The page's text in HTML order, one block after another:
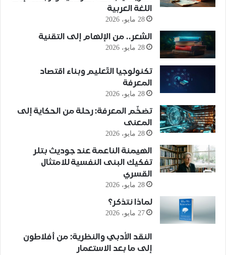
اللغة العربية
28 مايو، 2026
الشعر.. من الإلهام إلى التقنية
28 مايو، 2026
تكنولوجيا التّعليم وبناء اقتصاد
المعرفة
28 مايو، 2026
تضخّم المعرفة: رحلة من الحكاية إلى
المعنى
28 مايو، 2026
الهيمنة الناعمة عند جوديث بتلر
تفكيك البنى النفسية للامتثال
القسري
28 مايو، 2026
لماذا نتذكر؟
27 مايو، 2026
النقد الأدبي والنظرية: من أفلاطون
إلى ما بعد الاستعمار